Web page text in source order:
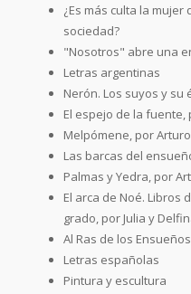
¿Es más culta la
sociedad?
"Nosotros" abre una
Letras argentinas
Nerón. Los suyos y su
El espejo de la
Melpómene, por
Las barcas del
Palmas y Yedra, por
El arca de Noé. Libros
grado, por Julia y
Al Ras de los
Letras españolas
Pintura y escultura